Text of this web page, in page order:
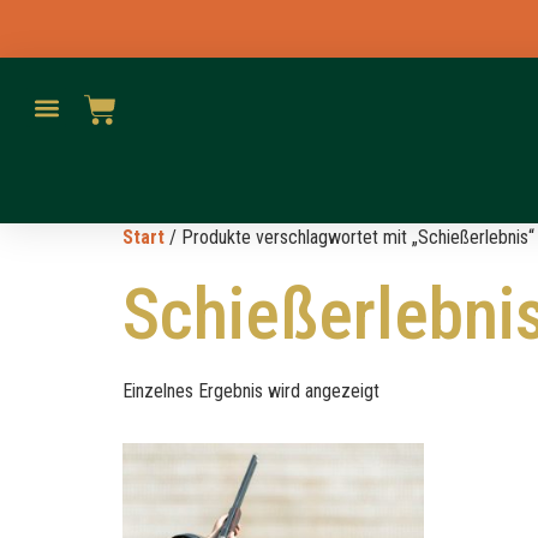
Start / Produkte verschlagwortet mit „Schießerlebnis“
Einzelnes Ergebnis wird angezeigt